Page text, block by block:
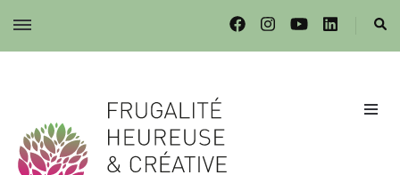
Frugalité dans l'architecture et le ménagement des territoires